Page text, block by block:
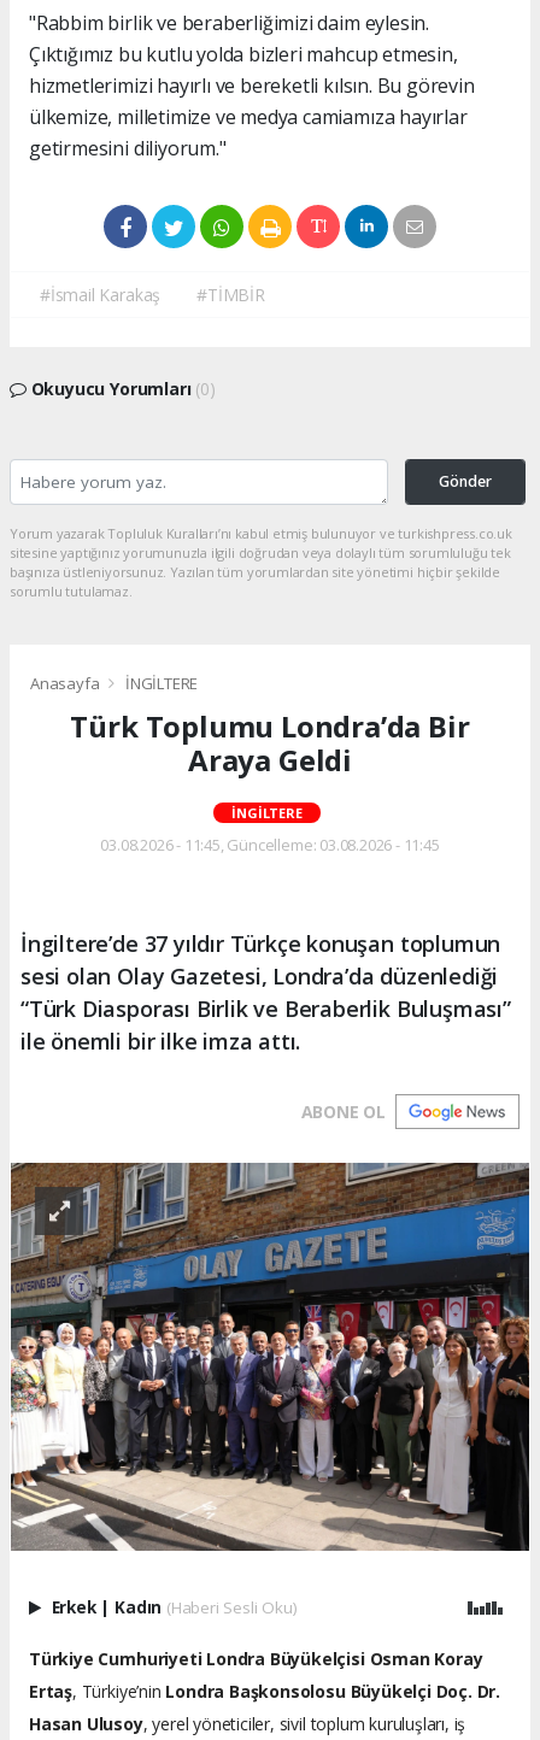
"Rabbim birlik ve beraberliğimizi daim eylesin.
Çıktığımız bu kutlu yolda bizleri mahcup etmesin,
hizmetlerimizi hayırlı ve bereketli kılsın. Bu görevin
ülkemize, milletimize ve medya camiamıza hayırlar
getirmesini diliyorum."
#İsmail Karakaş #TİMBİR
Okuyucu Yorumları (0)
Gönder
Yorum yazarak Topluluk Kuralları’nı kabul etmiş bulunuyor ve turkishpress.co.uk
sitesine yaptığınız yorumunuzla ilgili doğrudan veya dolaylı tüm sorumluluğu tek
başınıza üstleniyorsunuz. Yazılan tüm yorumlardan site yönetimi hiçbir şekilde
sorumlu tutulamaz.
Anasayfa İNGİLTERE
Türk Toplumu Londra’da Bir
Araya Geldi
İNGİLTERE
03.08.2026 - 11:45, Güncelleme: 03.08.2026 - 11:45
İngiltere’de 37 yıldır Türkçe konuşan toplumun
sesi olan Olay Gazetesi, Londra’da düzenlediği
“Türk Diasporası Birlik ve Beraberlik Buluşması”
ile önemli bir ilke imza attı.
ABONE OL
Erkek | Kadın (Haberi Sesli Oku)
Türkiye Cumhuriyeti Londra Büyükelçisi Osman Koray
Ertaş, Türkiye’nin Londra Başkonsolosu Büyükelçi Doç. Dr.
Hasan Ulusoy, yerel yöneticiler, sivil toplum kuruluşları, iş